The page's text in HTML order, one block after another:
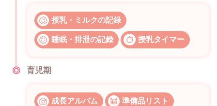
授乳・ミルクの記録
睡眠・排泄の記録 授乳タイマー
育児期
成長アルバム 準備品リスト